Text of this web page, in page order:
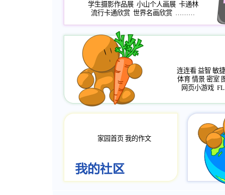
学生摄影作品展 小山个人画展 卡通林
流行卡通欣赏 世界名画欣赏 ………
连连看 益智 敏捷
体育 情景 密室
网页小游戏
家园首页 我的作文